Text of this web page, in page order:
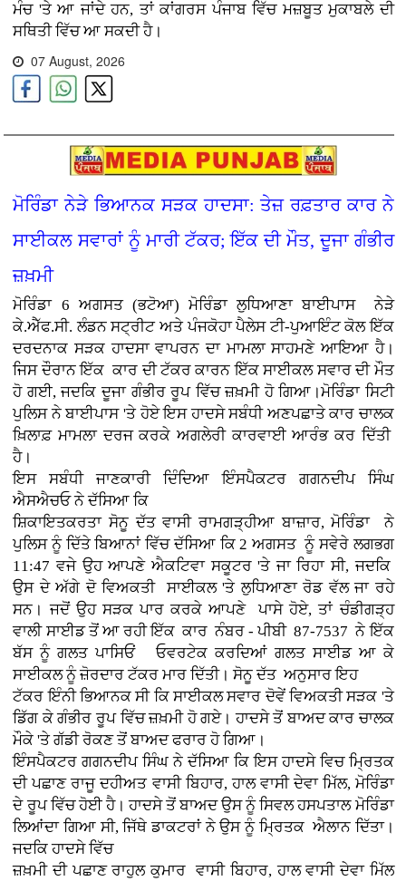
ਮੰਚ 'ਤੇ ਆ ਜਾਂਦੇ ਹਨ, ਤਾਂ ਕਾਂਗਰਸ ਪੰਜਾਬ ਵਿੱਚ ਮਜ਼ਬੂਤ ਮੁਕਾਬਲੇ ਦੀ
ਸਥਿਤੀ ਵਿੱਚ ਆ ਸਕਦੀ ਹੈ।
07 August, 2026
ਮੋਰਿੰਡਾ ਨੇੜੇ ਭਿਆਨਕ ਸੜਕ ਹਾਦਸਾ: ਤੇਜ਼ ਰਫ਼ਤਾਰ ਕਾਰ ਨੇ
ਸਾਈਕਲ ਸਵਾਰਾਂ ਨੂੰ ਮਾਰੀ ਟੱਕਰ; ਇੱਕ ਦੀ ਮੌਤ, ਦੂਜਾ ਗੰਭੀਰ
ਜ਼ਖ਼ਮੀ
ਮੋਰਿੰਡਾ 6 ਅਗਸਤ (ਭਟੋਆ)ਮੋਰਿੰਡਾ ਲੁਧਿਆਣਾ ਬਾਈਪਾਸ ਨੇੜੇ
ਕੇ.ਐੱਫ.ਸੀ. ਲੰਡਨ ਸਟ੍ਰੀਟ ਅਤੇ ਪੰਜਕੋਹਾ ਪੈਲੇਸ ਟੀ-ਪੁਆਇੰਟ ਕੋਲ ਇੱਕ
ਦਰਦਨਾਕ ਸੜਕ ਹਾਦਸਾ ਵਾਪਰਨ ਦਾ ਮਾਮਲਾ ਸਾਹਮਣੇ ਆਇਆ ਹੈ।
ਜਿਸ ਦੌਰਾਨ ਇੱਕ ਕਾਰ ਦੀ ਟੱਕਰ ਕਾਰਨ ਇੱਕ ਸਾਈਕਲ ਸਵਾਰ ਦੀ ਮੌਤ
ਹੋ ਗਈ, ਜਦਕਿ ਦੂਜਾ ਗੰਭੀਰ ਰੂਪ ਵਿੱਚ ਜ਼ਖ਼ਮੀ ਹੋ ਗਿਆ।ਮੋਰਿੰਡਾ ਸਿਟੀ
ਪੁਲਿਸ ਨੇ ਬਾਈਪਾਸ 'ਤੇ ਹੋਏ ਇਸ ਹਾਦਸੇ ਸਬੰਧੀ ਅਣਪਛਾਤੇ ਕਾਰ ਚਾਲਕ
ਖ਼ਿਲਾਫ਼ ਮਾਮਲਾ ਦਰਜ ਕਰਕੇ ਅਗਲੇਰੀ ਕਾਰਵਾਈ ਆਰੰਭ ਕਰ ਦਿੱਤੀ
ਹੈ।
ਇਸ ਸਬੰਧੀ ਜਾਣਕਾਰੀ ਦਿੰਦਿਆ ਇੰਸਪੈਕਟਰ ਗਗਨਦੀਪ ਸਿੰਘ
ਐਸਐਚਓ ਨੇ ਦੱਸਿਆ ਕਿ
ਸ਼ਿਕਾਇਤਕਰਤਾ ਸੋਨੂ ਦੱਤ ਵਾਸੀ ਰਾਮਗੜ੍ਹੀਆ ਬਾਜ਼ਾਰ, ਮੋਰਿੰਡਾ ਨੇ
ਪੁਲਿਸ ਨੂੰ ਦਿੱਤੇ ਬਿਆਨਾਂ ਵਿੱਚ ਦੱਸਿਆ ਕਿ 2 ਅਗਸਤ ਨੂੰ ਸਵੇਰੇ ਲਗਭਗ
11:47 ਵਜੇ ਉਹ ਆਪਣੇ ਐਕਟਿਵਾ ਸਕੂਟਰ 'ਤੇ ਜਾ ਰਿਹਾ ਸੀ, ਜਦਕਿ
ਉਸ ਦੇ ਅੱਗੇ ਦੋ ਵਿਅਕਤੀ ਸਾਈਕਲ 'ਤੇ ਲੁਧਿਆਣਾ ਰੋਡ ਵੱਲ ਜਾ ਰਹੇ
ਸਨ। ਜਦੋਂ ਉਹ ਸੜਕ ਪਾਰ ਕਰਕੇ ਆਪਣੇ ਪਾਸੇ ਹੋਏ, ਤਾਂ ਚੰਡੀਗੜ੍ਹ
ਵਾਲੀ ਸਾਈਡ ਤੋਂ ਆ ਰਹੀ ਇੱਕ ਕਾਰ ਨੰਬਰ - ਪੀਬੀ 87-7537 ਨੇ ਇੱਕ
ਬੱਸ ਨੂੰ ਗਲਤ ਪਾਸਿਓਂ ਓਵਰਟੇਕ ਕਰਦਿਆਂ ਗਲਤ ਸਾਈਡ ਆ ਕੇ
ਸਾਈਕਲ ਨੂੰ ਜ਼ੋਰਦਾਰ ਟੱਕਰ ਮਾਰ ਦਿੱਤੀ। ਸੋਨੂ ਦੱਤ ਅਨੁਸਾਰ ਇਹ
ਟੱਕਰ ਇੰਨੀ ਭਿਆਨਕ ਸੀ ਕਿ ਸਾਈਕਲ ਸਵਾਰ ਦੋਵੇਂ ਵਿਅਕਤੀ ਸੜਕ 'ਤੇ
ਡਿੱਗ ਕੇ ਗੰਭੀਰ ਰੂਪ ਵਿੱਚ ਜ਼ਖ਼ਮੀ ਹੋ ਗਏ। ਹਾਦਸੇ ਤੋਂ ਬਾਅਦ ਕਾਰ ਚਾਲਕ
ਮੌਕੇ 'ਤੇ ਗੱਡੀ ਰੋਕਣ ਤੋਂ ਬਾਅਦ ਫਰਾਰ ਹੋ ਗਿਆ।
ਇੰਸਪੈਕਟਰ ਗਗਨਦੀਪ ਸਿੰਘ ਨੇ ਦੱਸਿਆ ਕਿ ਇਸ ਹਾਦਸੇ ਵਿਚ ਮ੍ਰਿਤਕ
ਦੀ ਪਛਾਣ ਰਾਜੂ ਦਹੀਅਤ ਵਾਸੀ ਬਿਹਾਰ, ਹਾਲ ਵਾਸੀ ਦੇਵਾ ਮਿੱਲ, ਮੋਰਿੰਡਾ
ਦੇ ਰੂਪ ਵਿੱਚ ਹੋਈ ਹੈ। ਹਾਦਸੇ ਤੋਂ ਬਾਅਦ ਉਸ ਨੂੰ ਸਿਵਲ ਹਸਪਤਾਲ ਮੋਰਿੰਡਾ
ਲਿਆਂਦਾ ਗਿਆ ਸੀ, ਜਿੱਥੇ ਡਾਕਟਰਾਂ ਨੇ ਉਸ ਨੂੰ ਮ੍ਰਿਤਕ ਐਲਾਨ ਦਿੱਤਾ।
ਜਦਕਿ ਹਾਦਸੇ ਵਿੱਚ
ਜ਼ਖ਼ਮੀ ਦੀ ਪਛਾਣ ਰਾਹੁਲ ਕੁਮਾਰ ਵਾਸੀ ਬਿਹਾਰ, ਹਾਲ ਵਾਸੀ ਦੇਵਾ ਮਿੱਲ